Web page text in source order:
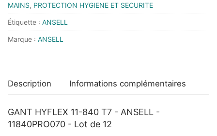
T7
-
-
Lot
MAINS, PROTECTION HYGIENE ET SECURITE
Étiquette : ANSELL
Marque : ANSELL
Description Informations complémentaires
GANT HYFLEX 11-840 T7 - ANSELL -
11840PRO070 - Lot de 12